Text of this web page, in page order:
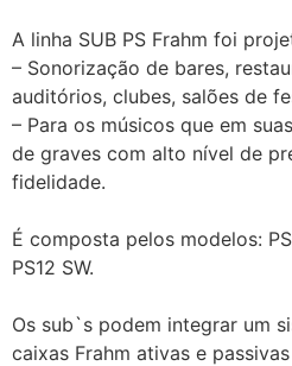
A linha SUB PS Frahm foi
– Sonorização de bares,
auditórios, clubes, salões de
– Para os músicos que em
de graves com alto nível de
fidelidade.
É composta pelos modelos:
PS12 SW.
Os sub`s podem integrar um
caixas Frahm ativas e